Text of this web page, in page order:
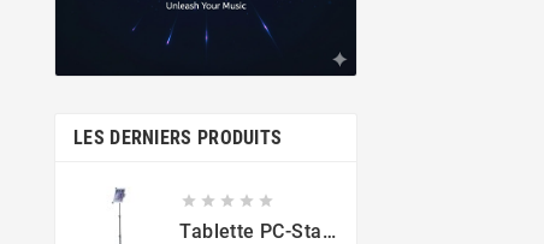
LES DERNIERS PRODUITS
    
Tablette PC-Stativ K&M 19793